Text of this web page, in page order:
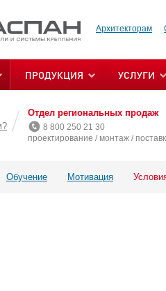
Архитекторам
ПРОДУКЦИЯ УСЛУГИ
Отдел региональных продаж
8 800 250 21 30
проектирование / монтаж /
Обучение Мотивация